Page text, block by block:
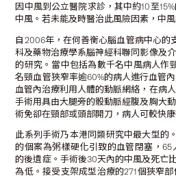
因中風到公立醫院求診，其中約10至
中風。若未能及時醫治此風險因素，中
自2006年，在何善衡心腦血管病中心的
科及藥物治療學系腦神經科聯同影像及
的研究。當中包括為數千名中風病人作
名頸血管狹窄率逾60%的病人進行血管
血管內治療利用人體的動脈網絡，在病
手術用具由大腿旁的骰動脈經腹及胸大
術免卻在頸部或頭部開刀，病人可較快康
此系列手術乃本港同類研究中最大型的
的個案為粥樣硬化引致的血管閉塞，
的後遺症。手術後30天內的中風及死亡
為低。接受支架成型治療的271個狹窄